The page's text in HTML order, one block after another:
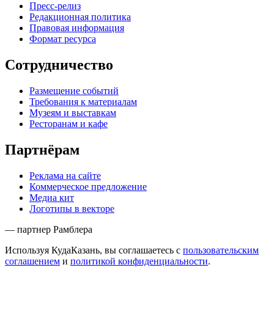
Пресс-релиз
Редакционная политика
Правовая информация
Формат ресурса
Сотрудничество
Размещение событий
Требования к материалам
Музеям и выставкам
Ресторанам и кафе
Партнёрам
Реклама на сайте
Коммерческое предложение
Медиа кит
Логотипы в векторе
— партнер Рамблера
Используя КудаКазань, вы соглашаетесь с пользовательским
соглашением и политикой конфиденциальности.